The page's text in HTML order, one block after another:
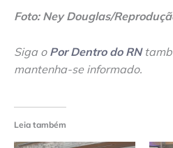
Foto: Ney Douglas/
Siga o Por Dentro do RN
mantenha-se informado.
Leia também